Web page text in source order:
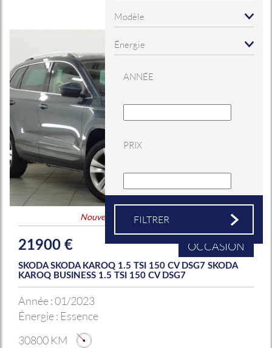
ANNÉE
PRIX
Nouveauté Coup de coeur
21900 € OCCASION
SKODA SKODA KAROQ 1.5 TSI 150 CV DSG7 SKODA
KAROQ BUSINESS 1.5 TSI 150 CV DSG7
Année :01/2023
Énergie : Essence
30800 KM